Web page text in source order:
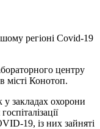
регіоні Covid-19
центру
місті Конотоп.
у закладах охорони
19, із них зайняті